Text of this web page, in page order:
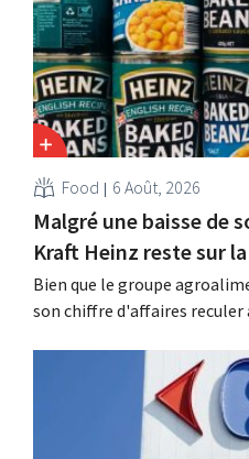
Food 6 Août, 2026
Malgré une baisse de
Kraft Heinz reste sur
Bien que le groupe
son chiffre d'affaires
aux prévisions. La
investissements et revoit